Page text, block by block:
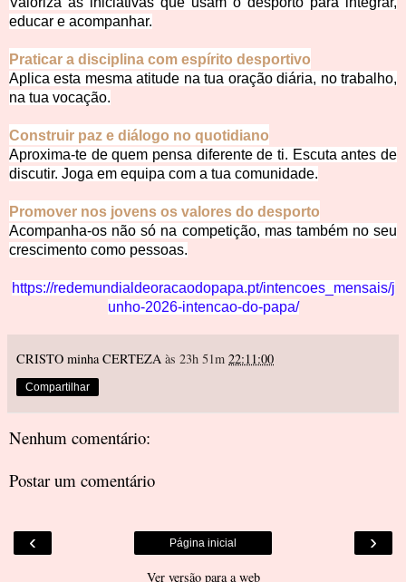
educar e acompanhar.
Praticar a disciplina com espírito desportivo
Aplica esta mesma atitude na tua oração diária, no trabalho,
na tua vocação.
Construir paz e diálogo no quotidiano
Aproxima-te de quem pensa diferente de ti. Escuta antes de
discutir. Joga em equipa com a tua comunidade.
Promover nos jovens os valores do desporto
Acompanha-os não só na competição, mas também no seu
crescimento como pessoas.
https://redemundialdeoracaodopapa.pt/intencoes_mensais/j
unho-2026-intencao-do-papa/
CRISTO minha CERTEZA às 23h 51m 22:11:00
Compartilhar
Nenhum comentário:
Postar um comentário
‹ ›
Página inicial
Ver versão para a web